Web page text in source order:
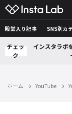
殿堂入り記事 SNS別カ
チェッ
ク
インスタラボ
ホーム YouTube